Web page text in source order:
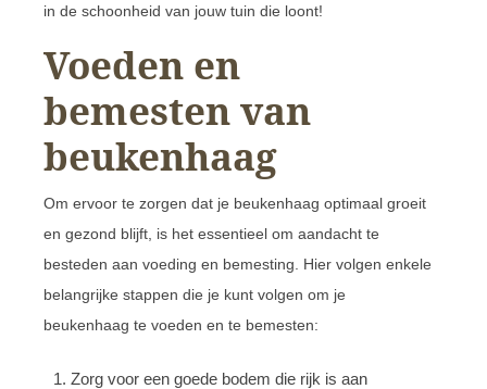
in de schoonheid van jouw tuin die loont!
Voeden en
bemesten van
beukenhaag
Om ervoor te zorgen dat je beukenhaag optimaal groeit
en gezond blijft, is het essentieel om aandacht te
besteden aan voeding en bemesting. Hier volgen enkele
belangrijke stappen die je kunt volgen om je
beukenhaag te voeden en te bemesten:
Zorg voor een goede bodem die rijk is aan